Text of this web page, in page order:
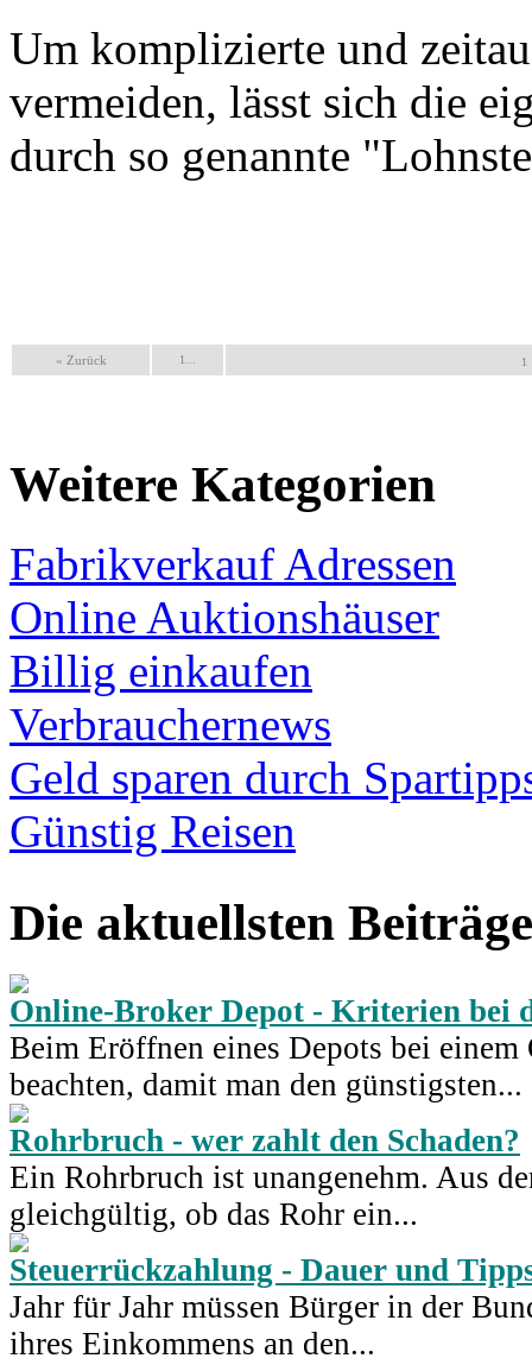
Um komplizierte und
vermeiden, lässt sich die
durch so genannte
« Zurück 1... 1
Weitere Kategorien
Fabrikverkauf Adressen
Online Auktionshäuser
Billig einkaufen
Verbrauchernews
Geld sparen durch
Günstig Reisen
Die aktuellsten Beiträge
Online-Broker Depot - Kriterien bei
Beim Eröffnen eines Depots bei
beachten, damit man den günstigsten...
Rohrbruch - wer zahlt den Schaden?
Ein Rohrbruch ist unangenehm. Aus
gleichgültig, ob das Rohr ein...
Steuerrückzahlung - Dauer und
Jahr für Jahr müssen Bürger in der
ihres Einkommens an den...